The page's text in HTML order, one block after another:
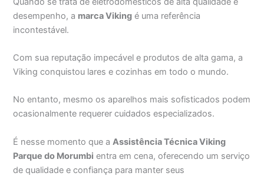
desempenho, a marca Viking é uma referência
incontestável.
Com sua reputação impecável e produtos de alta gama, a
Viking conquistou lares e cozinhas em todo o mundo.
No entanto, mesmo os aparelhos mais sofisticados podem
ocasionalmente requerer cuidados especializados.
É nesse momento que aAssistência Técnica Viking
Parque do Morumbi entra em cena, oferecendo um serviço
de qualidade e confiança para manter seus